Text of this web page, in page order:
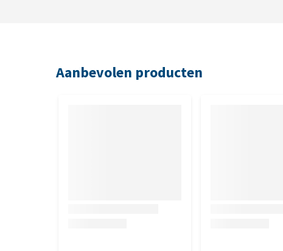
Aanbevolen producten